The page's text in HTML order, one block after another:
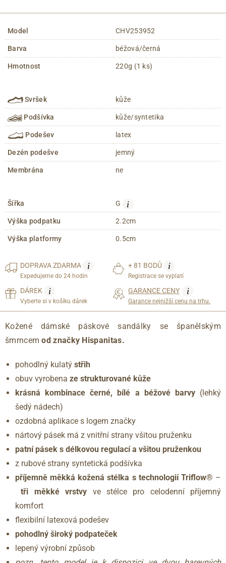
Model CHV253952
Barva béžová/černá
Hmotnost 220g (1 ks)
Svršek kůže
Podšívka kůže/syntetika
Podešev latex
Dezén podešve jemný
Membrána ne
Šířka G i
Výška podpatku 2.2cm
Výška platformy 0.5cm
DOPRAVAZDARMA i
Expedujeme do 24 hodin
+ 81 BODŮ i
Registrace se vyplatí
DÁREK i
Vyberte si v košíku dárek
GARANCE CENY i
Garance nejnižší cenu na trhu.
Kožené dámské páskové sandálky se španělským
šmrncemod značky Hispanitas.
pohodlný kulatý střih
obuv vyrobena ze strukturované kůže
krásná kombinace černé, bílé a béžové barvy(lehký
šedý nádech)
ozdobná aplikace s logem značky
nártový pásek má z vnitřní strany všitou pruženku
patní pásek s délkovou regulací a všitou pruženkou
z rubové strany syntetická podšívka
příjemně měkká kožená stélka s technologií Triflow® –
tři měkké vrstvy ve stélce pro celodenní příjemný
komfort
flexibilní latexová podešev
pohodlný široký podpateček
lepený výrobní způsob